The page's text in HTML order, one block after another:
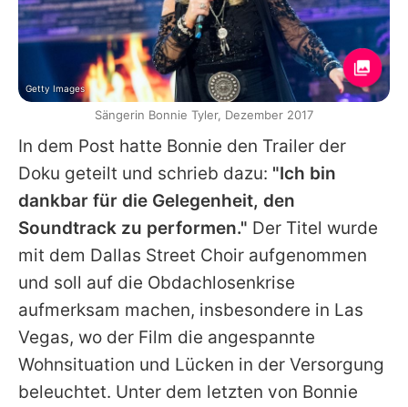
In dem Post hatte Bonnie den Trailer der
Doku geteilt und schrieb dazu: "Ich bin
dankbar für die Gelegenheit, den
Soundtrack zu performen." Der Titel wurde
mit dem Dallas Street Choir aufgenommen
und soll auf die Obdachlosenkrise
aufmerksam machen, insbesondere in Las
Vegas, wo der Film die angespannte
Wohnsituation und Lücken in der Versorgung
beleuchtet. Unter dem letzten von Bonnie
Getty Images
Sängerin Bonnie Tyler, Dezember 2017